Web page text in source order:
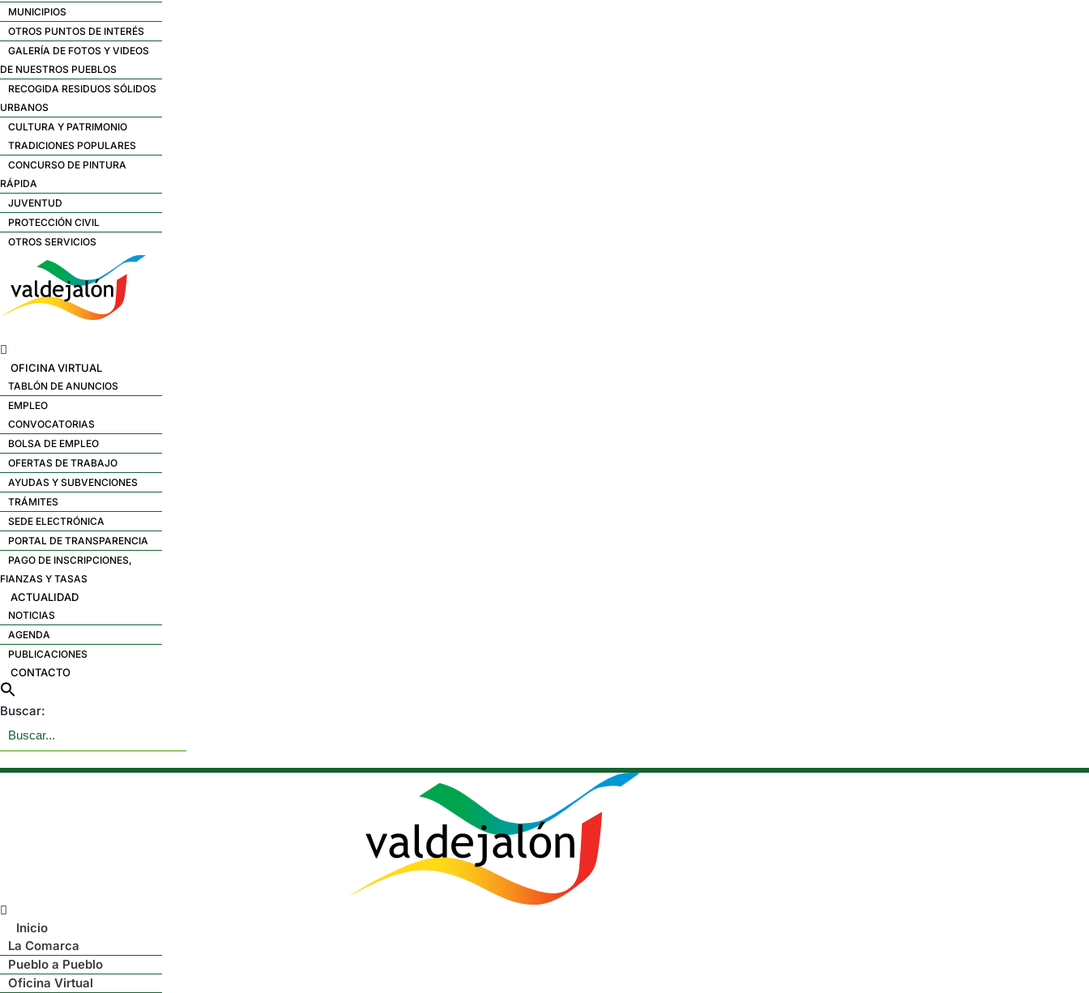
MUNICIPIOS
OTROS PUNTOS DE INTERÉS
GALERÍA DE FOTOS Y VIDEOS
DE NUESTROS PUEBLOS
RECOGIDA RESIDUOS SÓLIDOS
URBANOS
CULTURA Y PATRIMONIO
TRADICIONES POPULARES
CONCURSO DE PINTURA
RÁPIDA
JUVENTUD
PROTECCIÓN CIVIL
OTROS SERVICIOS
Menú
OFICINA VIRTUAL
TABLÓN DE ANUNCIOS
EMPLEO
CONVOCATORIAS
BOLSA DE EMPLEO
OFERTAS DE TRABAJO
AYUDAS Y SUBVENCIONES
TRÁMITES
SEDE ELECTRÓNICA
PORTAL DE TRANSPARENCIA
PAGO DE INSCRIPCIONES,
FIANZAS Y TASAS
ACTUALIDAD
NOTICIAS
AGENDA
PUBLICACIONES
CONTACTO
Buscar:
Menú
Inicio
La Comarca
Pueblo a Pueblo
Oficina Virtual